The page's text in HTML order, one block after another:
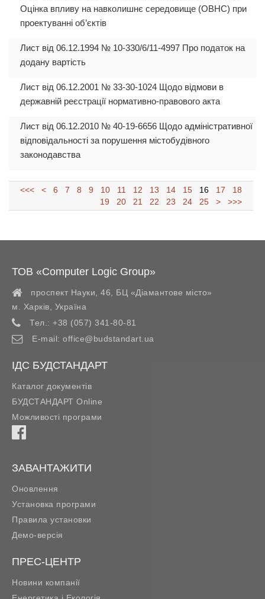
Оцінка впливу на навколишнє середовище (ОВНС) при
проектуванні об’єктів
Лист від 06.12.1994 № 10-330/6/11-4997 Про податок на
додану вартість
Лист від 06.12.2001 № 33-30-1024 Щодо відмови в
державній реєстрації нормативно-правового акта
Лист від 06.12.2010 № 40-19-6656 Щодо адміністративної
відповідальності за порушення містобудівного
законодавства
<<< < 6 7 8 9 10 11 12 13 14 15 16 17
18
19
20 21 22 23 24 25 > >>>
ТОВ «Computer Logic Group»
проспект Науки, 46, БЦ «Діамантове місто»
м. Харків
Україна
Тел.: +38 (057) 341-80-81
E-mail: office@budstandart.ua
ІДС БУДСТАНДАРТ
Каталог документів
БУДСТАНДАРТ Online
Можливості програми
ЗАВАНТАЖИТИ
Оновлення
Установка програми
Правила установки
Демо-версія
ПРЕС-ЦЕНТР
Новини компанії